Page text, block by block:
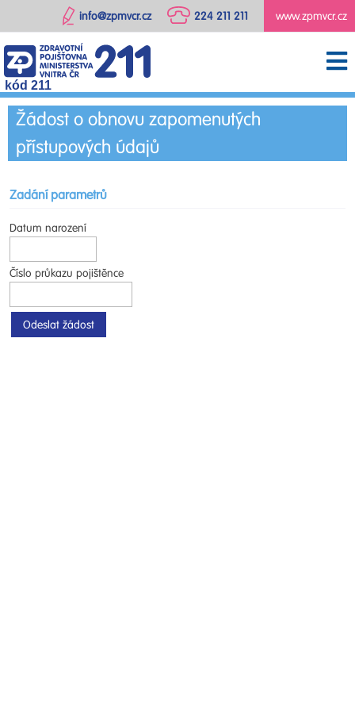
www.zpmvcr.cz
224 211 211
info@zpmvcr.cz
kód 211
Žádost o obnovu zapomenutých
přístupových údajů
Zadání parametrů
Datum narození
Číslo průkazu pojištěnce